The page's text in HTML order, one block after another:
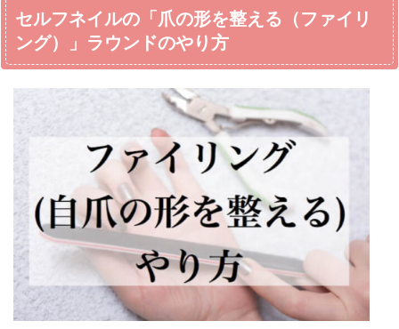
セルフネイルの「爪の形を整える（ファイリ
ング）」ラウンドのやり方